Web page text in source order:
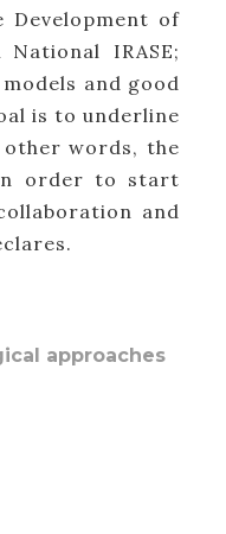
Development of
IRASE;
and good
is to underline
words, the
order to start
and
approaches